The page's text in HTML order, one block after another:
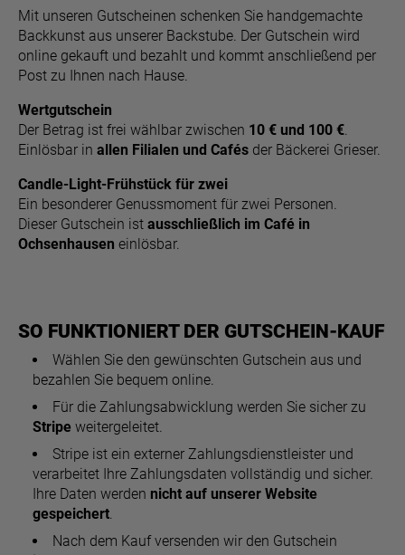
Mit unseren Gutscheinen schenken Sie handgemachte
Backkunst aus unserer Backstube. Der Gutschein wird
online gekauft und bezahlt und kommt anschließend per
Post zu Ihnen nach Hause.
Wertgutschein
Der Betrag ist frei wählbar zwischen 10 € und 100 €
Einlösbar in allen Filialen und Cafés der Bäckerei Grieser.
Candle-Light-Frühstück für zwei
Ein besonderer Genussmoment für zwei Personen.
Dieser Gutschein ist ausschließlich im Café in
Ochsenhausen einlösbar.
SO FUNKTIONIERT DER GUTSCHEIN-KAUF
Wählen Sie den gewünschten Gutschein aus und
bezahlen Sie bequem online.
Für die Zahlungsabwicklung werden Sie sicher zu
Stripe weitergeleitet.
Stripe ist ein externer Zahlungsdienstleister und
verarbeitet Ihre Zahlungsdaten vollständig und sicher.
Ihre Daten werden nicht auf unserer Website
gespeichert
Nach dem Kauf versenden wir den Gutschein